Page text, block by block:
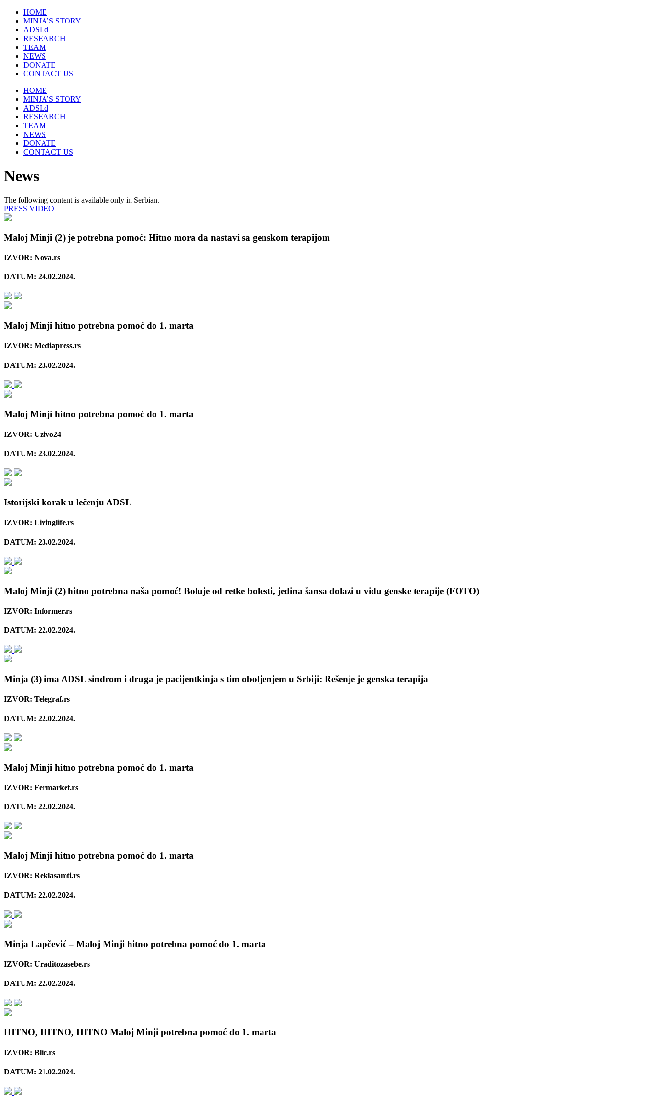
HOME
MINJA’S STORY
ADSLd
RESEARCH
TEAM
NEWS
DONATE
CONTACT US
HOME
MINJA’S STORY
ADSLd
RESEARCH
TEAM
NEWS
DONATE
CONTACT US
News
The following content is available only in Serbian.
PRESS VIDEO
Maloj Minji (2) je potrebna pomoć: Hitno mora da nastavi sa genskom terapijom
IZVOR: Nova.rs
DATUM: 24.02.2024.
Maloj Minji hitno potrebna pomoć do 1. marta
IZVOR: Mediapress.rs
DATUM: 23.02.2024.
Maloj Minji hitno potrebna pomoć do 1. marta
IZVOR: Uzivo24
DATUM: 23.02.2024.
Istorijski korak u lečenju ADSL
IZVOR: Livinglife.rs
DATUM: 23.02.2024.
Maloj Minji (2) hitno potrebna naša pomoć! Boluje od retke bolesti, jedina šansa dolazi u vidu genske terapije (FOTO)
IZVOR: Informer.rs
DATUM: 22.02.2024.
Minja (3) ima ADSL sindrom i druga je pacijentkinja s tim oboljenjem u Srbiji: Rešenje je genska terapija
IZVOR: Telegraf.rs
DATUM: 22.02.2024.
Maloj Minji hitno potrebna pomoć do 1. marta
IZVOR: Fermarket.rs
DATUM: 22.02.2024.
Maloj Minji hitno potrebna pomoć do 1. marta
IZVOR: Reklasamti.rs
DATUM: 22.02.2024.
Minja Lapčević – Maloj Minji hitno potrebna pomoć do 1. marta
IZVOR: Uraditozasebe.rs
DATUM: 22.02.2024.
HITNO, HITNO, HITNO Maloj Minji potrebna pomoć do 1. marta
IZVOR: Blic.rs
DATUM: 21.02.2024.